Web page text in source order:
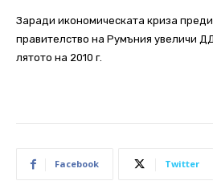
Заради икономическата криза
правителство на Румъния увеличи
лятото на 2010 г.
Facebook Twitter